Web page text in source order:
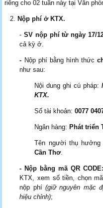
riêng cho 02 tuần này tại Văn
Nộp phí ở KTX.
-SV nộp phí từ ngày 17/
cả kỳ ở.
- Nộp phí bằng hình thức
như sau:
Nội dung ghi cú pháp:
KTX.
Số tài khoản:0077
Ngân hàng: Phát triển
Tên người thụ hưởng
Cần Thơ.
- Nộp bằng mã QR CODE:
KTX, xem số tiền, chọn
nộp phí(giữ nguyên mặc
hiệu chỉnh);